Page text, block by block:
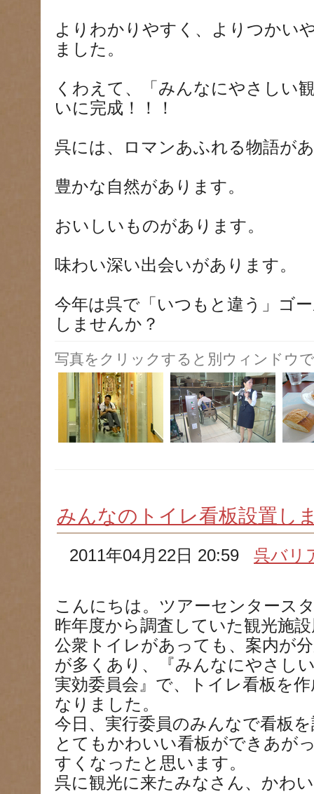
よりわかりやすく、よりつかい
ました。
くわえて、「みんなにやさしい
いに完成！！！
呉には、ロマンあふれる物語が
豊かな自然があります。
おいしいものがあります。
味わい深い出会いがあります。
今年は呉で「いつもと違う」ゴ
しませんか？
写真をクリックすると別ウィンドウ
みんなのトイレ看板設置し
2011年04月22日 20:59呉バリ
こんにちは。ツアーセンタース
昨年度から調査していた観光施
公衆トイレがあっても、案内が
が多くあり、『みんなにやさし
実効委員会』で、トイレ看板を
なりました。
今日、実行委員のみんなで看板
とてもかわいい看板ができあが
すくなったと思います。
呉に観光に来たみなさん、かわ